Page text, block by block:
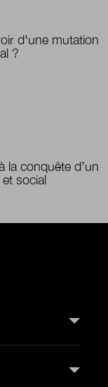
d'une mutation
?
la conquête d’un
social